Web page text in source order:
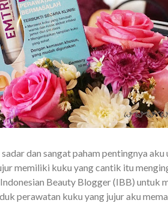
dan sangat paham pentingnya
memiliki kuku yang cantik itu
Beauty Blogger (IBB) untuk
perawatan kuku yang jujur aku